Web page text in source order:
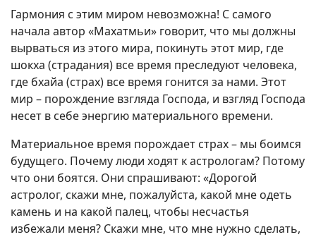
Гармония с этим миром невозможна! С самого
начала автор «Махатмьи» говорит, что мы должны
вырваться из этого мира, покинуть этот мир, где
шокха (страдания) все время преследуют человека,
где бхайа (страх) все время гонится за нами. Этот
мир – порождение взгляда Господа, и взгляд Господа
несет в себе энергию материального времени.
Материальное время порождает страх – мы боимся
будущего. Почему люди ходят к астрологам? Потому
что они боятся. Они спрашивают: «Дорогой
астролог, скажи мне, пожалуйста, какой мне одеть
камень и на какой палец, чтобы несчастья
избежали меня? Скажи мне, что мне нужно сделать,